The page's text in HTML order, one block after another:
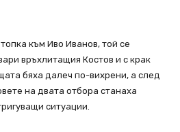
към Иво Иванов, той се
връхлитащия Костов и с крак
бяха далеч по-вихрени, а след
на двата отбора станаха
ситуации.